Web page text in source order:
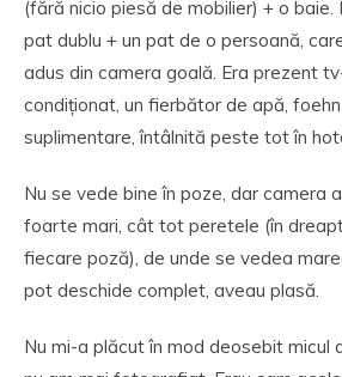
(fără nicio piesă de mobilier) + o baie.
pat dublu + un pat de o persoană,
adus din camera goală. Era prezent
condiționat, un fierbător de apă,
suplimentare, întâlnită peste tot în
Nu se vede bine în poze, dar camera
foarte mari, cât tot peretele (în
fiecare poză), de unde se vedea
pot deschide complet, aveau plasă.
Nu mi-a plăcut în mod deosebit micul